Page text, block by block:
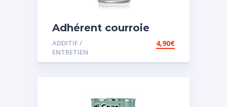
Adhérent courroie
ADDITIF /
ENTRETIEN
4,90€